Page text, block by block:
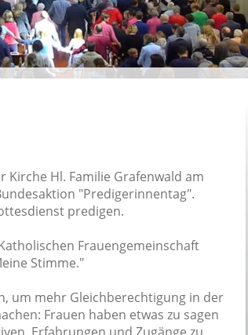
Hl. Familie Grafenwald am
"Predigerinnentag".
predigen.
Frauengemeinschaft
Stimme."
um mehr Gleichberechtigung in der
Frauen haben etwas zu sagen